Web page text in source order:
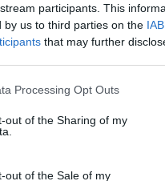
participants. This
by us to third parties on the
that may further
Processing Opt Outs
out of the Sharing of my
out of the Sale of my
partite
26/09